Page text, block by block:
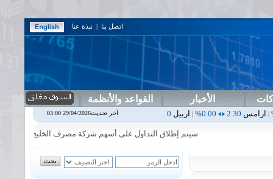
اتصل بنا | نبذة عنا
الأخبار القواعد والأنظمة
|اربيل 0.00
0.00%
|اسفنج1.87
سيتم إطلاق التداول على أسهم شركة مصرف الخليج التجاري في جلسة